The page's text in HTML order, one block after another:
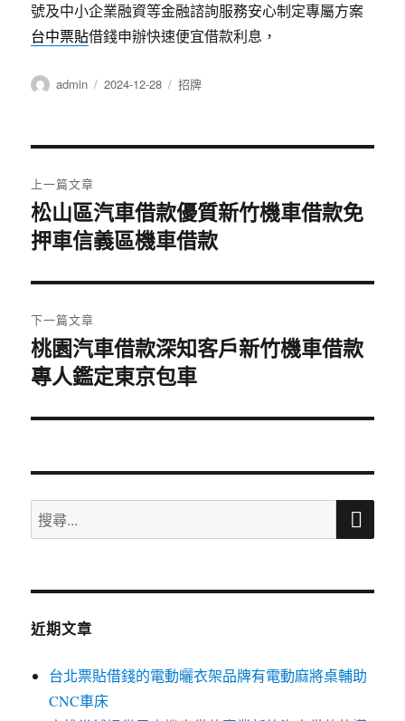
號及中小企業融資等金融諮詢服務安心制定專屬方案
台中票貼借錢申辦快速便宜借款利息，
作
admin
發
2024-12-28
分
招牌
章
導
覽
上一篇文章
上
一
文
章:
松山區汽車借款優質新竹機車借款免
押車信義區機車借款
下一篇文章
下
一
文
桃園汽車借款深知客戶新竹機車借款
專人鑑定東京包車
搜
尋
鍵
搜
近期文章
台北票貼借錢的電動曬衣架品牌有電動麻將桌輔助
CNC車床